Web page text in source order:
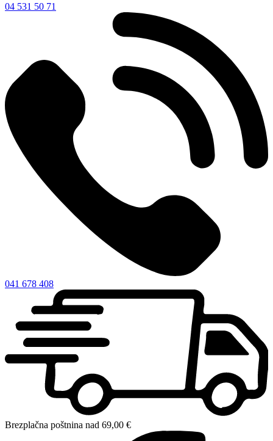
04 531 50 71
041 678 408
Brezplačna poštnina nad 69,00 €